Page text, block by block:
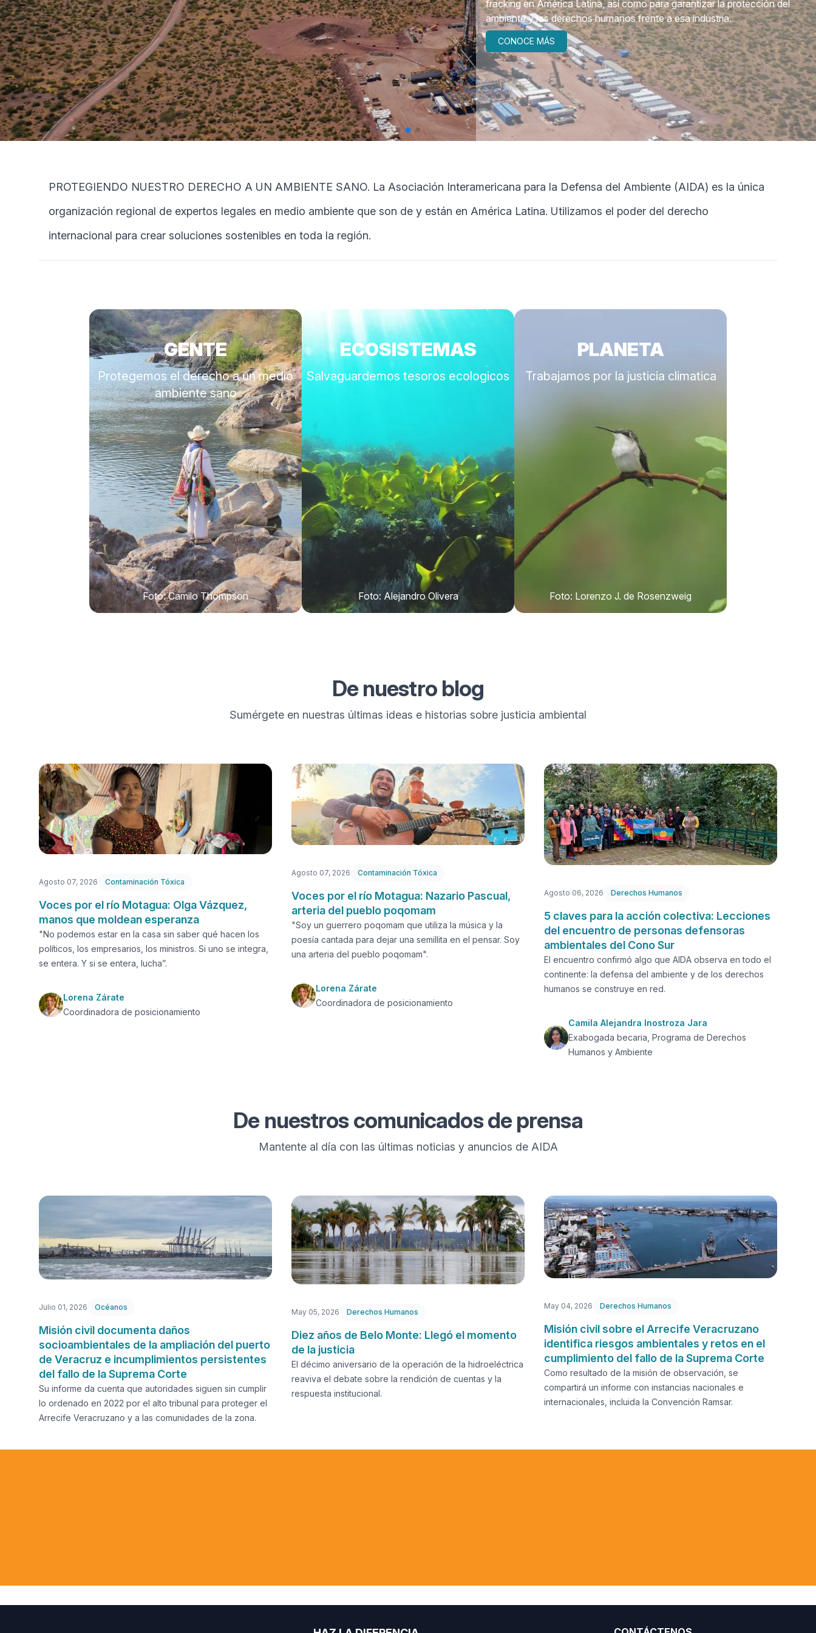
fracking en América Latina, así como para garantizar la protección del
ambiente y los derechos humanos frente a esa industria.
CONOCE MÁS
PROTEGIENDO NUESTRO DERECHO A UN AMBIENTE SANO. La Asociación Interamericana para la Defensa del Ambiente (AIDA) es la única
organización regional de expertos legales en medio ambiente que son de y están en América Latina. Utilizamos el poder del derecho
internacional para crear soluciones sostenibles en toda la región.
GENTE
Protegemos el derecho a un medio
ambiente sano
Foto: Camilo Thompson
ECOSISTEMAS
Salvaguardemos tesoros ecologicos
Foto: Alejandro Olivera
PLANETA
Trabajamos por la justicia climatica
Foto: Lorenzo J. de Rosenzweig
De nuestro blog
Sumérgete en nuestras últimas ideas e historias sobre justicia ambiental
Agosto 07, 2026 Contaminación Tóxica
Voces por el río Motagua: Olga Vázquez,
manos que moldean esperanza
"No podemos estar en la casa sin saber qué hacen los
políticos, los empresarios, los ministros. Si uno se integra,
se entera. Y si se entera, lucha”.
Lorena Zárate
Coordinadora de posicionamiento
Agosto 07, 2026 Contaminación Tóxica
Voces por el río Motagua: Nazario Pascual,
arteria del pueblo poqomam
"Soy un guerrero poqomam que utiliza la música y la
poesía cantada para dejar una semillita en el pensar. Soy
una arteria del pueblo poqomam".
Lorena Zárate
Coordinadora de posicionamiento
Agosto 06, 2026 Derechos Humanos
5 claves para la acción colectiva: Lecciones
del encuentro de personas defensoras
ambientales del Cono Sur
El encuentro confirmó algo que AIDA observa en todo el
continente: la defensa del ambiente y de los derechos
humanos se construye en red.
Camila Alejandra Inostroza Jara
Exabogada becaria, Programa de Derechos
Humanos y Ambiente
De nuestros comunicados de prensa
Mantente al día con las últimas noticias y anuncios de AIDA
Julio 01, 2026 Océanos
Misión civil documenta daños
socioambientales de la ampliación del puerto
de Veracruz e incumplimientos persistentes
del fallo de la Suprema Corte
Su informe da cuenta que autoridades siguen sin cumplir
lo ordenado en 2022 por el alto tribunal para proteger el
Arrecife Veracruzano y a las comunidades de la zona.
May 05, 2026 Derechos Humanos
Diez años de Belo Monte: Llegó el momento
de la justicia
El décimo aniversario de la operación de la hidroeléctrica
reaviva el debate sobre la rendición de cuentas y la
respuesta institucional.
May 04, 2026 Derechos Humanos
Misión civil sobre el Arrecife Veracruzano
identifica riesgos ambientales y retos en el
cumplimiento del fallo de la Suprema Corte
Como resultado de la misión de observación, se
compartirá un informe con instancias nacionales e
internacionales, incluida la Convención Ramsar.